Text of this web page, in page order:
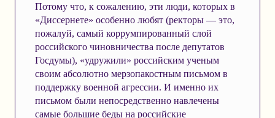
Потому что, к сожалению, эти люди, которых в
«Диссернете» особенно любят (ректоры — это,
пожалуй, самый коррумпированный слой
российского чиновничества после депутатов
Госдумы), «удружили» российским ученым
своим абсолютно мерзопакостным письмом в
поддержку военной агрессии. И именно их
письмом были непосредственно навлечены
самые большие беды на российские